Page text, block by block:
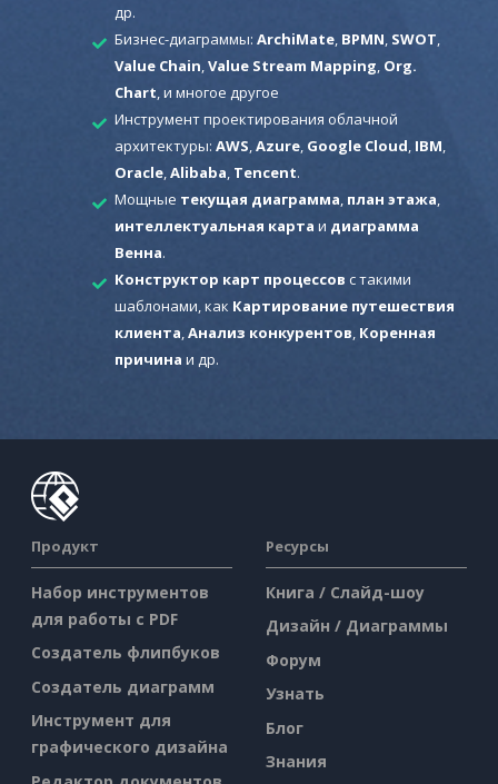
др.
Бизнес-диаграммы: ArchiMate, BPMN SWOT
Value Chain Value Stream Mapping Org.
Chart , и многое другое
Инструмент проектирования облачной
архитектуры: AWS Azure, Google Cloud IBM
Oracle, Alibaba Tencent.
Мощные текущая диаграмма план этажа
интеллектуальная карта и диаграмма
Венна.
Конструктор карт процессов с такими
шаблонами, как Картирование путешествия
клиента Анализ конкурентов Коренная
причина и др.
Продукт
Набор инструментов
для работы с PDF
Создатель флипбуков
Создатель диаграмм
Инструмент для
графического дизайна
Ресурсы
Книга / Слайд-шоу
Дизайн / Диаграммы
Форум
Узнать
Блог
Знания